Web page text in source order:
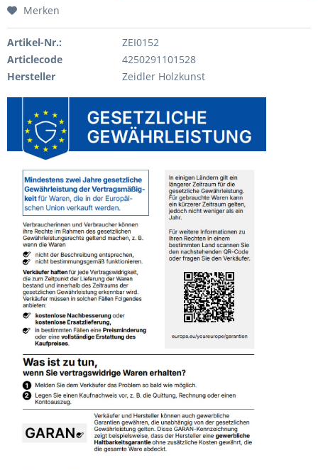
Merken
Artikel-Nr.:
ZEI0152
Articlecode
4250291101528
Hersteller
Zeidler Holzkunst